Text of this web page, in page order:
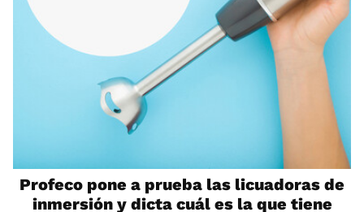
Profeco pone a prueba las licuadoras de
inmersión y dicta cuál es la que tiene